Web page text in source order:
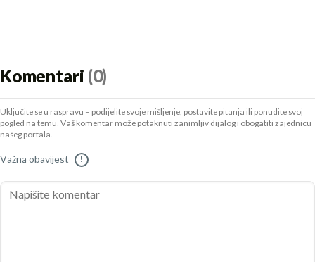
Komentari (0)
Uključite se u raspravu – podijelite svoje mišljenje, postavite pitanja ili ponudite svoj
pogled na temu. Vaš komentar može potaknuti zanimljiv dijalog i obogatiti zajednicu
našeg portala.
Važna obavijest !